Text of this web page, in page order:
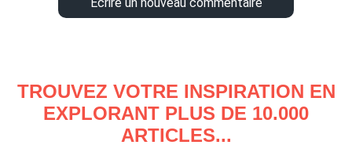
TROUVEZ VOTRE INSPIRATION EN
EXPLORANT PLUS DE 10.000
ARTICLES...